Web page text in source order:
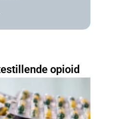
opioid